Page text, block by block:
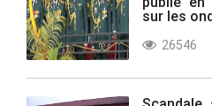
sur les
26546